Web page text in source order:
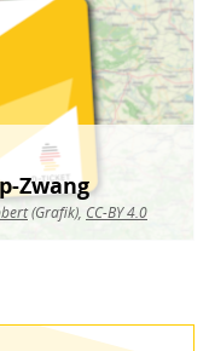
Zwang
(Grafik), CC-BY 4.0